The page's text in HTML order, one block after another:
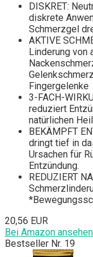
DISKRET:
diskrete
Schmerzgel
AKTIVE
Linderung von
Fingergelenke
3-FACH-
reduziert
natürlichen
BEKÄMPFT
dringt tief in
Ursachen für
Entzündung.
REDUZIERT
20,56 EUR
Bei Amazon ansehen
Bestseller Nr. 19